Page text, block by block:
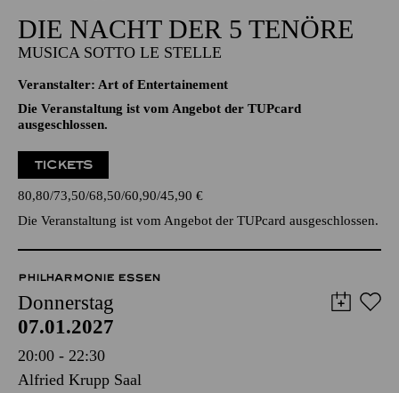
DIE NACHT DER 5 TENÖRE
MUSICA SOTTO LE STELLE
Veranstalter: Art of Entertainement
Die Veranstaltung ist vom Angebot der TUPcard
ausgeschlossen.
TICKETS
80,80 73,50 68,50 60,90 45,90 €
Die Veranstaltung ist vom Angebot der TUPcard ausgeschlossen.
PHILHARMONIE ESSEN
Donnerstag
07.01.2027
20:00 - 22:30
Alfried Krupp Saal